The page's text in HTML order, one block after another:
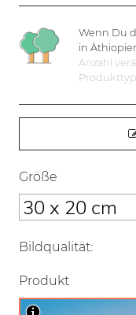
Wenn Du
in
Anzahl
Produkttyp
Größe
Bildqualität:
Produkt